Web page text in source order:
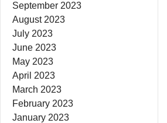
September 2023
August 2023
July 2023
June 2023
May 2023
April 2023
March 2023
February 2023
January 2023